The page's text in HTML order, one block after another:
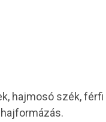
hajmosó szék,